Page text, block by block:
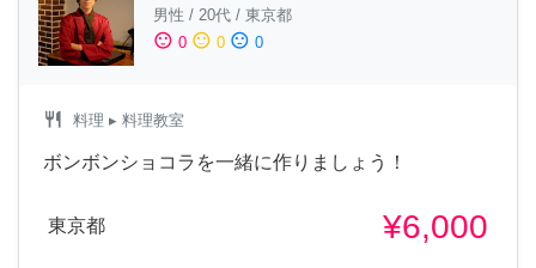
男性 / 20代 / 東京都
sentiment_satisfied 0 sentiment_neutral 0 sentiment_dissatisfied 0
restaurant 料理 ▸ 料理教室
ボンボンショコラを一緒に作りましょう！
東京都 ¥6,000